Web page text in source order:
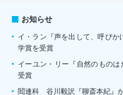
お知らせ
イ・ラン『声を出して、呼び
学賞を受賞
イーユン・リー『自然のもの
受賞
閻連科 谷川毅訳『聊斎本紀』